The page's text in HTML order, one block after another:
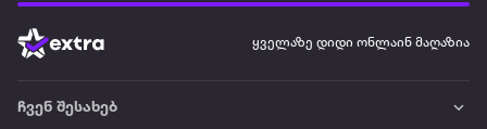
ყველაზე დიდი ონლაინ მაღაზია
ჩვენ შესახებ